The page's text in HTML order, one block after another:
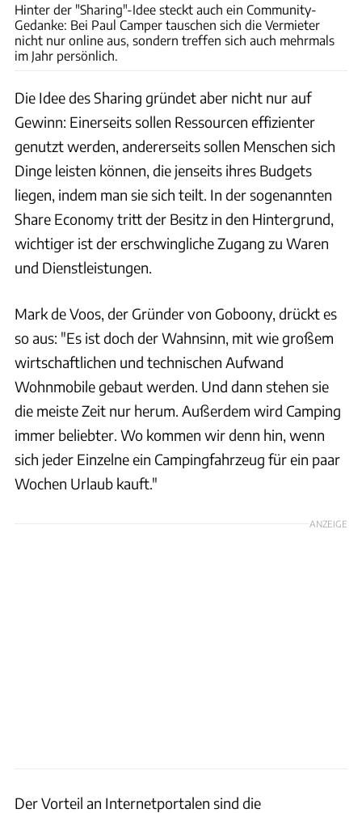
Hinter der "Sharing"-Idee steckt auch ein Community-
Gedanke: Bei Paul Camper tauschen sich die Vermieter
nicht nur online aus, sondern treffen sich auch mehrmals
im Jahr persönlich.
Die Idee des Sharing gründet aber nicht nur auf
Gewinn: Einerseits sollen Ressourcen effizienter
genutzt werden, andererseits sollen Menschen sich
Dinge leisten können, die jenseits ihres Budgets
liegen, indem man sie sich teilt. In der sogenannten
Share Economy tritt der Besitz in den Hintergrund,
wichtiger ist der erschwingliche Zugang zu Waren
und Dienstleistungen.
Mark de Voos, der Gründer von Goboony, drückt es
so aus: "Es ist doch der Wahnsinn, mit wie großem
wirtschaftlichen und technischen Aufwand
Wohnmobile gebaut werden. Und dann stehen sie
die meiste Zeit nur herum. Außerdem wird Camping
immer beliebter. Wo kommen wir denn hin, wenn
sich jeder Einzelne ein Campingfahrzeug für ein paar
Wochen Urlaub kauft."
ANZEIGE
Der Vorteil an Internetportalen sind die